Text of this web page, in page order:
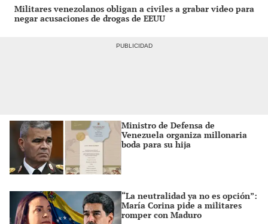
Militares venezolanos obligan a civiles a grabar video para
negar acusaciones de drogas de EEUU
Ministro de Defensa de
Venezuela organiza millonaria
boda para su hija
“La neutralidad ya no es opción”:
María Corina pide a militares
romper con Maduro